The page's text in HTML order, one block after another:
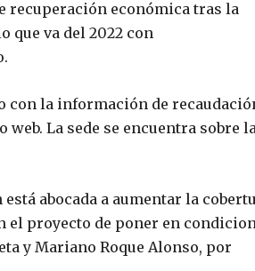
recuperación económica tras la
que va del 2022 con
con la información de
La sede se encuentra sobre
abocada a aumentar la
el proyecto de poner en
y Mariano Roque Alonso, por